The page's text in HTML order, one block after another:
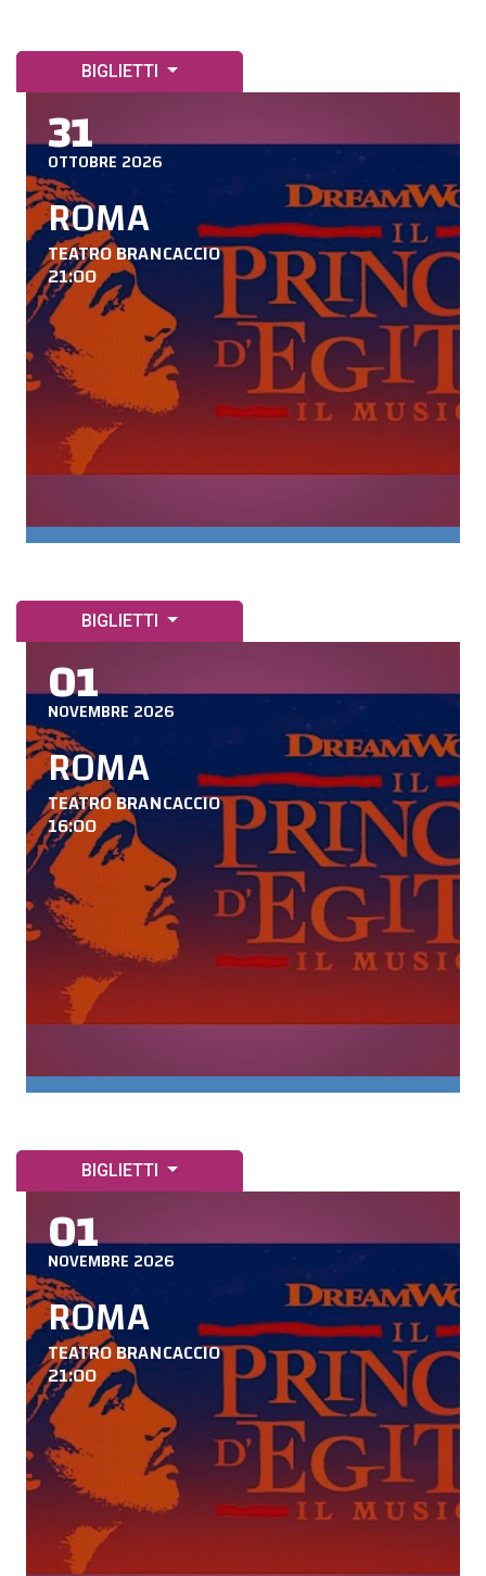
BIGLIETTI
31
OTTOBRE 2026
ROMA
TEATRO BRANCACCIO
21:00
BIGLIETTI
01
NOVEMBRE 2026
ROMA
TEATRO BRANCACCIO
16:00
BIGLIETTI
01
NOVEMBRE 2026
ROMA
TEATRO BRANCACCIO
21:00